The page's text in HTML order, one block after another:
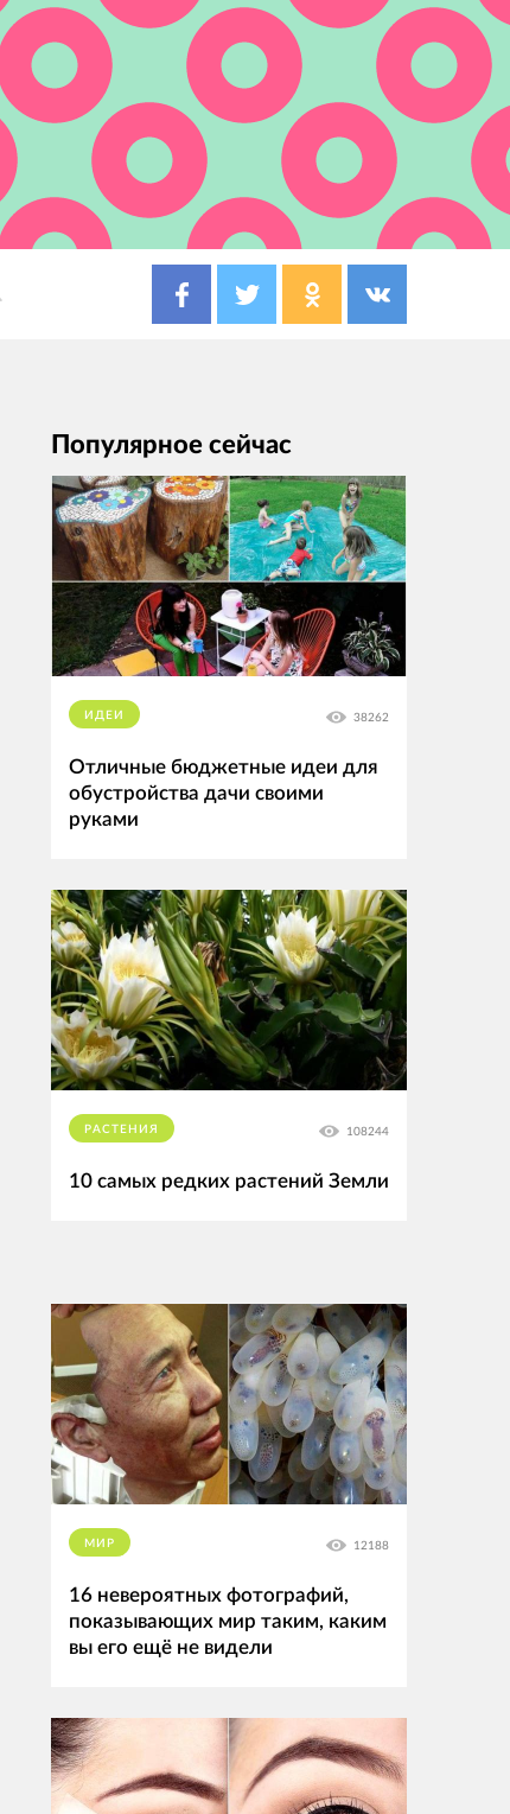
Популярное сейчас
ИДЕИ 38262
Отличные бюджетные идеи для
обустройства дачи своими
руками
РАСТЕНИЯ 108244
10 самых редких растений Земли
МИР 12188
16 невероятных фотографий,
показывающих мир таким, каким
вы его ещё не видели